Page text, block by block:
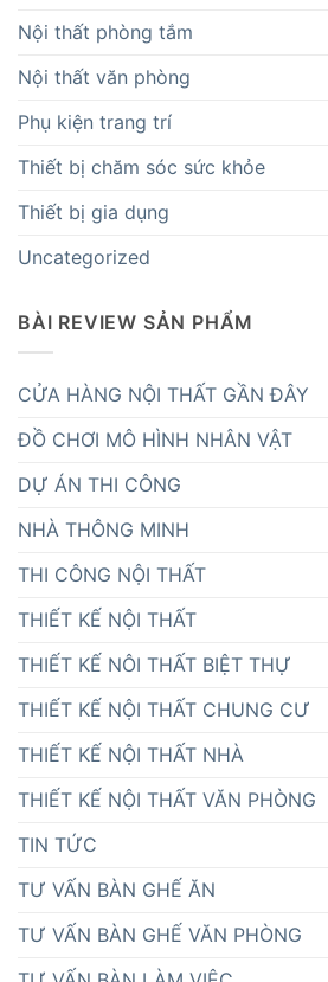
Nội thất phòng tắm
Nội thất văn phòng
Phụ kiện trang trí
Thiết bị chăm sóc sức khỏe
Thiết bị gia dụng
Uncategorized
BÀI REVIEW SẢN PHẨM
CỬA HÀNG NỘI THẤT GẦN ĐÂY
ĐỒ CHƠI MÔ HÌNH NHÂN VẬT
DỰ ÁN THI CÔNG
NHÀ THÔNG MINH
THI CÔNG NỘI THẤT
THIẾT KẾ NỘI THẤT
THIẾT KẾ NÔI THẤT BIỆT THỰ
THIẾT KẾ NỘI THẤT CHUNG CƯ
THIẾT KẾ NỘI THẤT NHÀ
THIẾT KẾ NỘI THẤT VĂN PHÒNG
TIN TỨC
TƯ VẤN BÀN GHẾ ĂN
TƯ VẤN BÀN GHẾ VĂN PHÒNG